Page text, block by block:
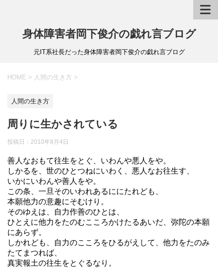
身体障害者岡下俊介の戯れ言ブログ
元IT系社長だった身体障害者岡下俊介の戯れ言ブログ
HOME > 人間の生き方 >
人間の生き方
周りに生かされている
投稿日： 2010年8月4日
善人なおもて往生をとぐ、いわんや悪人をや。
しかるを、世のひとつねにいわく、悪人なお往生す、
いかにいわんや善人をや。
この条、一旦そのいわれあるににたれども、
本願他力の意趣にそむけり。
そのゆえは、自力作善のひとは、
ひとえに他力をたのむこころかけたるあいだ、弥陀の本願
にあらず。
しかれども、自力のこころをひるがえして、他力をたのみ
たてまつれば、
真実報土の往生をとぐるなり。